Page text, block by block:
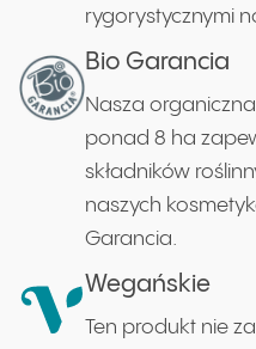
rygorystycznymi
Bio Garancia
Nasza
ponad 8 ha
składników
naszych
Garancia.
Wegańskie
Ten produkt nie